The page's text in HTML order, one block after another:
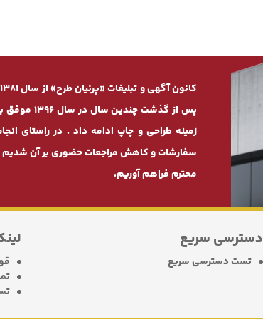
پس از
زمینه طراحی و چاپ ادامه داد . در راستای
سفارشات و کاهش مراجعات حضوری بر آن شدیم
محترم فراهم آوریم.
دسترسی سریع
تست دسترسی سریع